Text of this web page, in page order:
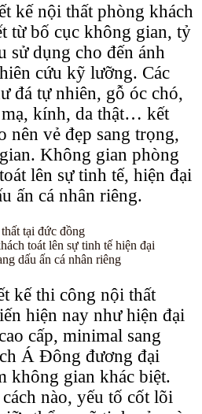
kế nội thất phòng khách
từ bố cục không gian, tỷ
sử dụng cho đến ánh
cứu kỹ lưỡng. Các
đá tự nhiên, gỗ óc chó,
kính, da thật… kết
nên vẻ đẹp sang trọng,
Không gian phòng
lên sự tinh tế, hiện đại
ấn cá nhân riêng.
toát lên sự tinh tế hiện đại
dấu ấn cá nhân riêng
kế thi công nội thất
hiện nay như hiện đại
cấp, minimal sang
Á Đông đương đại
không gian khác biệt.
nào, yếu tố cốt lõi